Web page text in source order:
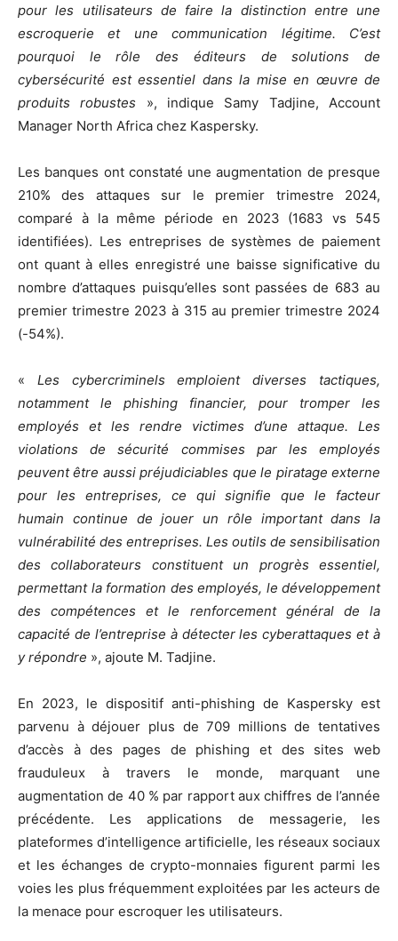
pour les utilisateurs de faire la distinction entre une
escroquerie et une communication légitime. C’est
pourquoi le rôle des éditeurs de solutions de
cybersécurité est essentiel dans la mise en œuvre de
produits robustes », indique Samy Tadjine, Account
Manager North Africa chez Kaspersky.
Les banques ont constaté une augmentation de presque
210% des attaques sur le premier trimestre 2024,
comparé à la même période en 2023 (1683 vs 545
identifiées). Les entreprises de systèmes de paiement
ont quant à elles enregistré une baisse significative du
nombre d’attaques puisqu’elles sont passées de 683 au
premier trimestre 2023 à 315 au premier trimestre 2024
(-54%).
« Les cybercriminels emploient diverses tactiques,
notamment le phishing financier, pour tromper les
employés et les rendre victimes d’une attaque. Les
violations de sécurité commises par les employés
peuvent être aussi préjudiciables que le piratage externe
pour les entreprises, ce qui signifie que le facteur
humain continue de jouer un rôle important dans la
vulnérabilité des entreprises. Les outils de sensibilisation
des collaborateurs constituent un progrès essentiel,
permettant la formation des employés, le développement
des compétences et le renforcement général de la
capacité de l’entreprise à détecter les cyberattaques et à
y répondre », ajoute M. Tadjine.
En 2023, le dispositif anti-phishing de Kaspersky est
parvenu à déjouer plus de 709 millions de tentatives
d’accès à des pages de phishing et des sites web
frauduleux à travers le monde, marquant une
augmentation de 40 % par rapport aux chiffres de l’année
précédente. Les applications de messagerie, les
plateformes d’intelligence artificielle, les réseaux sociaux
et les échanges de crypto-monnaies figurent parmi les
voies les plus fréquemment exploitées par les acteurs de
la menace pour escroquer les utilisateurs.